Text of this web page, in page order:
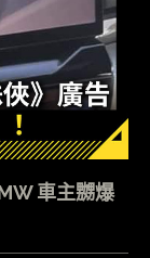
車主嬲爆